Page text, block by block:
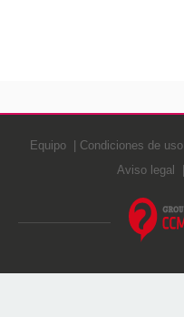
Equipo Condiciones de uso
Aviso legal